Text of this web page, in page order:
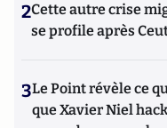
2Cette autre crise
se profile après
3Le Point révèle ce
que Xavier Niel